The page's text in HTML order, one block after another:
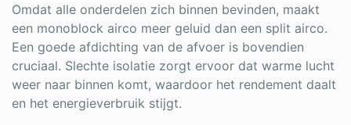
Omdat alle onderdelen zich binnen bevinden, maakt
een monoblock airco meer geluid dan een split airco.
Een goede afdichting van de afvoer is bovendien
cruciaal. Slechte isolatie zorgt ervoor dat warme lucht
weer naar binnen komt, waardoor het rendement daalt
en het energieverbruik stijgt.